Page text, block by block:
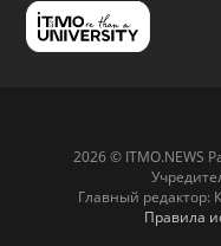
2026 © ITMO.NEWS
Главный редактор:
Правила